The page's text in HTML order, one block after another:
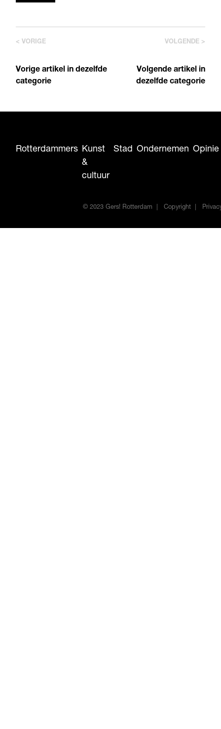
< VORIGE
Vorige artikel in dezelfde
categorie
VOLGENDE >
Volgende artikel in
dezelfde categorie
Rotterdammers Kunst
&
cultuur
Stad Ondernemen Opinie
© 2023 Gers! Rotterdam Copyright